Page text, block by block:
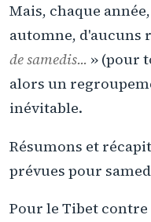
Mais, chaque
automne, d'aucuns
de samedis... » (pour
alors un
inévitable.
Résumons et
prévues pour
Pour le Tibet